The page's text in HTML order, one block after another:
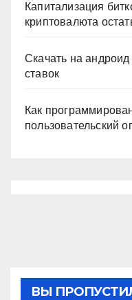
Капитализация
криптовалюта
Скачать на
ставок
Как
пользовательский
ВЫ